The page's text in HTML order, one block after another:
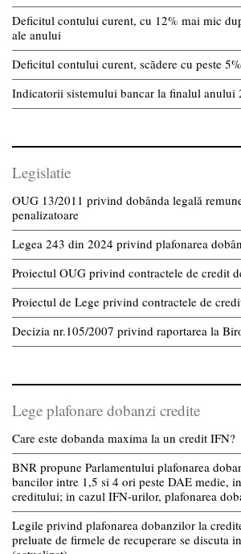
Deficitul contului curent, cu 12% mai mic
ale anului
Deficitul contului curent, scădere cu peste
Indicatorii sistemului bancar la finalul anului
Legislatie
OUG 13/2011 privind dobânda legală
penalizatoare
Legea 243 din 2024 privind plafonarea
Proiectul OUG privind contractele de credit
Proiectul de Lege privind contractele de
Decizia nr.105/2007 privind raportarea la
Lege plafonare dobanzi credite
Care este dobanda maxima la un credit IFN?
BNR propune Parlamentului plafonarea
bancilor intre 1,5 si 4 ori peste DAE medie,
creditului; in cazul IFN-urilor, plafonarea
Legile privind plafonarea dobanzilor la
preluate de firmele de recuperare se discuta